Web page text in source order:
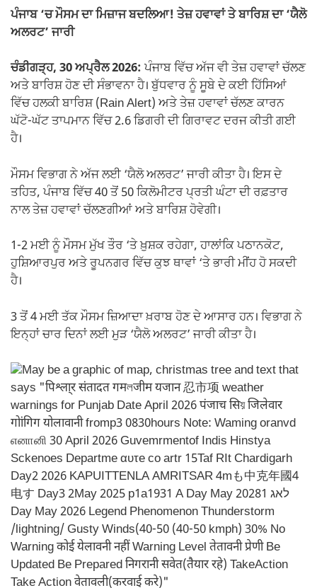
o p k
ਪੰਜਾਬ ‘ਚ ਮੌਸਮ ਦਾ ਮਿਜ਼ਾਜ ਬਦਲਿਆ! ਤੇਜ਼ ਹਵਾਵਾਂ ਤੇ ਬਾਰਿਸ਼ ਦਾ ‘ਯੈਲੋ
ਅਲਰਟ’ ਜਾਰੀ
ਚੰਡੀਗੜ੍ਹ, 30 ਅਪ੍ਰੈਲ 2026:ਪੰਜਾਬ ਵਿੱਚ ਅੱਜ ਵੀ ਤੇਜ਼ ਹਵਾਵਾਂ ਚੱਲਣ
ਅਤੇ ਬਾਰਿਸ਼ ਹੋਣ ਦੀ ਸੰਭਾਵਨਾ ਹੈ। ਬੁੱਧਵਾਰ ਨੂੰ ਸੂਬੇ ਦੇ ਕਈ ਹਿੱਸਿਆਂ
ਵਿੱਚ ਹਲਕੀ ਬਾਰਿਸ਼ (Rain Alert) ਅਤੇ ਤੇਜ਼ ਹਵਾਵਾਂ ਚੱਲਣ ਕਾਰਨ
ਘੱਟੋ-ਘੱਟ ਤਾਪਮਾਨ ਵਿੱਚ 2.6 ਡਿਗਰੀ ਦੀ ਗਿਰਾਵਟ ਦਰਜ ਕੀਤੀ ਗਈ
ਹੈ।
ਮੌਸਮ ਵਿਭਾਗ ਨੇ ਅੱਜ ਲਈ ‘ਯੈਲੋ ਅਲਰਟ’ ਜਾਰੀ ਕੀਤਾ ਹੈ। ਇਸ ਦੇ
ਤਹਿਤ, ਪੰਜਾਬ ਵਿੱਚ 40 ਤੋਂ 50 ਕਿਲੋਮੀਟਰ ਪ੍ਰਤੀ ਘੰਟਾ ਦੀ ਰਫ਼ਤਾਰ
ਨਾਲ ਤੇਜ਼ ਹਵਾਵਾਂ ਚੱਲਣਗੀਆਂ ਅਤੇ ਬਾਰਿਸ਼ ਹੋਵੇਗੀ।
1-2 ਮਈ ਨੂੰ ਮੌਸਮ ਮੁੱਖ ਤੌਰ ‘ਤੇ ਖ਼ੁਸ਼ਕ ਰਹੇਗਾ, ਹਾਲਾਂਕਿ ਪਠਾਨਕੋਟ,
ਹੁਸ਼ਿਆਰਪੁਰ ਅਤੇ ਰੂਪਨਗਰ ਵਿੱਚ ਕੁਝ ਥਾਵਾਂ ‘ਤੇ ਭਾਰੀ ਮੀਂਹ ਹੋ ਸਕਦੀ
ਹੈ।
3 ਤੋਂ 4 ਮਈ ਤੱਕ ਮੌਸਮ ਜ਼ਿਆਦਾ ਖ਼ਰਾਬ ਹੋਣ ਦੇ ਆਸਾਰ ਹਨ। ਵਿਭਾਗ ਨੇ
ਇਨ੍ਹਾਂ ਚਾਰ ਦਿਨਾਂ ਲਈ ਮੁੜ ‘ਯੈਲੋ ਅਲਰਟ’ ਜਾਰੀ ਕੀਤਾ ਹੈ।